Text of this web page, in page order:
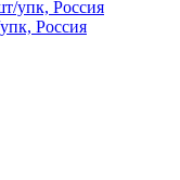
Россия